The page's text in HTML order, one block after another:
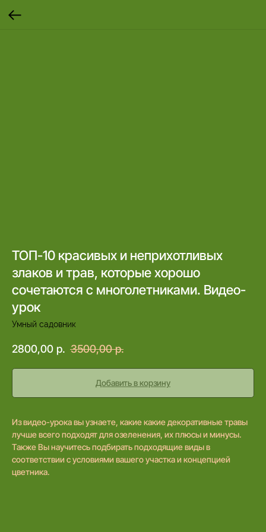
ТОП-10 красивых и неприхотливых
злаков и трав, которые хорошо
сочетаются с многолетниками. Видео-
урок
Умный садовник
2800,00 р. 3500,00 р.
Добавить в корзину
Из видео-урока вы узнаете, какие какие декоративные травы
лучше всего подходят для озеленения, их плюсы и минусы.
Также Вы научитесь подбирать подходящие виды в
соответствии с условиями вашего участка и концепцией
цветника.